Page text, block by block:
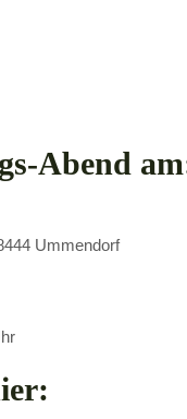
Abend
Ummendorf